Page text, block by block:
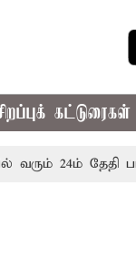
கட்டுரைகள்
வரும் 24ம் தேதி